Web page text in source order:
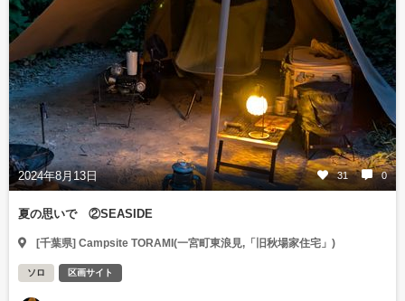
2024年8月13日 31 0
夏の思いで ②SEASIDE
[千葉県] Campsite TORAMI(一宮町東浪見,「旧秋場家住宅」)
ソロ 区画サイト